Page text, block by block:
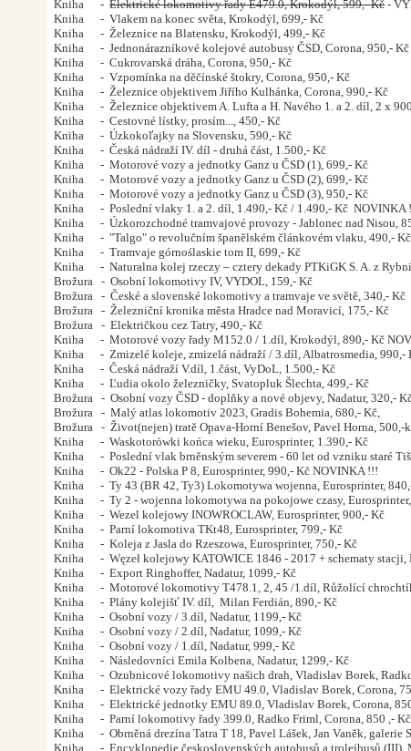
Kniha - Elektrické lokomotivy řady E479.0, Krokodýl, 599,- Kč -
Kniha - Vlakem na konec světa, Krokodýl, 699,- Kč
Kniha - Železnice na Blatensku, Krokodýl, 499,- Kč
Kniha - Jednonárazníkové kolejové autobusy ČSD, Corona, 950,- Kč
Kniha - Cukrovarská dráha, Corona, 950,- Kč
Kniha - Vzpomínka na děčínské štokry, Corona, 950,- Kč
Kniha - Železnice objektivem Jiřího Kulhánka, Corona, 990,- Kč
Kniha - Železnice objektivem A. Lufta a H. Navého 1. a 2. díl, 2 x
Kniha - Cestovné lístky, prosím..., 450,- Kč
Kniha - Úzkokoľajky na Slovensku, 590,- Kč
Kniha - Česká nádraží IV. díl - druhá část, 1.500,- Kč
Kniha - Motorové vozy a jednotky Ganz u ČSD (1), 699,- Kč
Kniha - Motorové vozy a jednotky Ganz u ČSD (2), 699,- Kč
Kniha - Motorové vozy a jednotky Ganz u ČSD (3), 950,- Kč
Kniha - Poslední vlaky 1. a 2. díl, 1.490,- Kč / 1.490,- Kč NOVINKA
Kniha - Úzkorozchodné tramvajové provozy - Jablonec nad Nisou,
Kniha - "Talgo" o revolučním španělském článkovém vlaku, 490,- Kč
Kniha - Tramvaje górnoślaskie tom II, 699,- Kč
Kniha - Naturalna kolej rzeczy – cztery dekady PTKiGK S. A. z
Brožura - Osobní lokomotivy IV, VYDOL, 159,- Kč
Brožura - České a slovenské lokomotivy a tramvaje ve světě, 340,- Kč
Brožura - Železniční kronika města Hradce nad Moravicí, 175,- Kč
Brožura - Električkou cez Tatry, 490,- Kč
Kniha - Motorové vozy řady M152.0 / 1.díl, Krokodýl, 890,- Kč
Kniha - Zmizelé koleje, zmizelá nádraží / 3.díl, Albatrosmedia, 990,-
Kniha - Česká nádraží V.díl, 1.část, VyDoL, 1.500,- Kč
Kniha - Ľudia okolo železničky, Svatopluk Šlechta, 499,- Kč
Brožura - Osobní vozy ČSD - doplňky a nové objevy, Nadatur, 320,-
Brožura - Malý atlas lokomotiv 2023, Gradis Bohemia, 680,- Kč,
Brožura - Život(nejen) tratě Opava-Horní Benešov, Pavel Horna, 500,-
Kniha - Waskotorówki końca wieku, Eurosprinter, 1.390,- Kč
Kniha - Poslední vlak brněnským severem - 60 let od vzniku staré
Kniha - Ok22 - Polska P 8, Eurosprinter, 990,- Kč NOVINKA !!!
Kniha - Ty 43 (BR 42, Ty3) Lokomotywa wojenna, Eurosprinter,
Kniha - Ty 2 - wojenna lokomotywa na pokojowe czasy,
Kniha - Wezel kolejowy INOWROCLAW, Eurosprinter, 900,- Kč
Kniha - Parní lokomotiva TKt48, Eurosprinter, 799,- Kč
Kniha - Koleja z Jasla do Rzeszowa, Eurosprinter, 750,- Kč
Kniha - Węzeł kolejowy KATOWICE 1846 - 2017 + schematy stacji,
Kniha - Export Ringhoffer, Nadatur, 1099,- Kč
Kniha - Motorové lokomotivy T478.1, 2, 45 /1.díl, Růžolící
Kniha - Plány kolejišť IV. díl, Milan Ferdián, 890,- Kč
Kniha - Osobní vozy / 3.díl, Nadatur, 1199,- Kč
Kniha - Osobní vozy / 2.díl, Nadatur, 1099,- Kč
Kniha - Osobní vozy / 1.díl, Nadatur, 999,- Kč
Kniha - Následovníci Emila Kolbena, Nadatur, 1299,- Kč
Kniha - Ozubnicové lokomotivy našich drah, Vladislav Borek,
Kniha - Elektrické vozy řady EMU 49.0, Vladislav Borek, Corona,
Kniha - Elektrické jednotky EMU 89.0, Vladislav Borek, Corona,
Kniha - Parní lokomotivy řady 399.0, Radko Friml, Corona, 850 ,- Kč
Kniha - Obrněná drezína Tatra T 18, Pavel Lášek, Jan Vaněk, galerie
Kniha - Encyklopedie československých autobusů a trolejbusů (III),